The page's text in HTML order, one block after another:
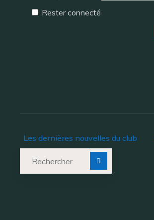
Rester connecté
Les dernières nouvelles du club